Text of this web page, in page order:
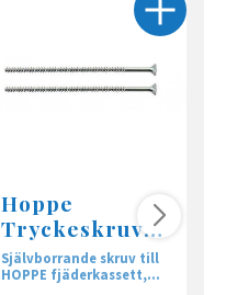
Hoppe
Tryckeskruv
100x4mm 2-
pack
Självborrande skruv till
HOPPE fjäderkassett,